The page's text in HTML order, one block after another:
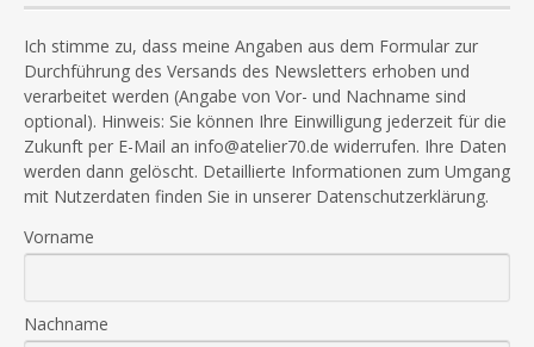
Ich stimme zu, dass meine Angaben aus dem Formular zur
Durchführung des Versands des Newsletters erhoben und
verarbeitet werden (Angabe von Vor- und Nachname sind
optional). Hinweis: Sie können Ihre Einwilligung jederzeit für die
Zukunft per E-Mail an info@atelier70.de widerrufen. Ihre Daten
werden dann gelöscht. Detaillierte Informationen zum Umgang
mit Nutzerdaten finden Sie in unserer Datenschutzerklärung.
Vorname
Nachname